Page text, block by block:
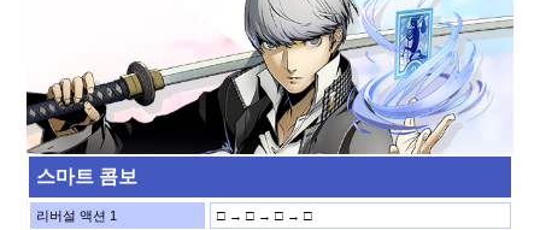
스마트 콤보
리버설 액션 1
□ → □ → □ → □